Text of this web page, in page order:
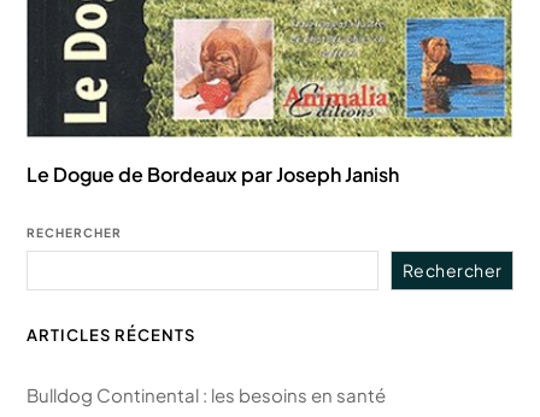
Le Dogue de Bordeaux par Joseph Janish
RECHERCHER
Rechercher
ARTICLES RÉCENTS
Bulldog Continental : les besoins en santé